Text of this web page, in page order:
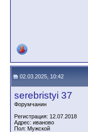
02.03.2025, 10:42
serebristyi 37
Форумчанин
Регистрация: 12.07.2018
Адрес: иваново
Пол: Мужской